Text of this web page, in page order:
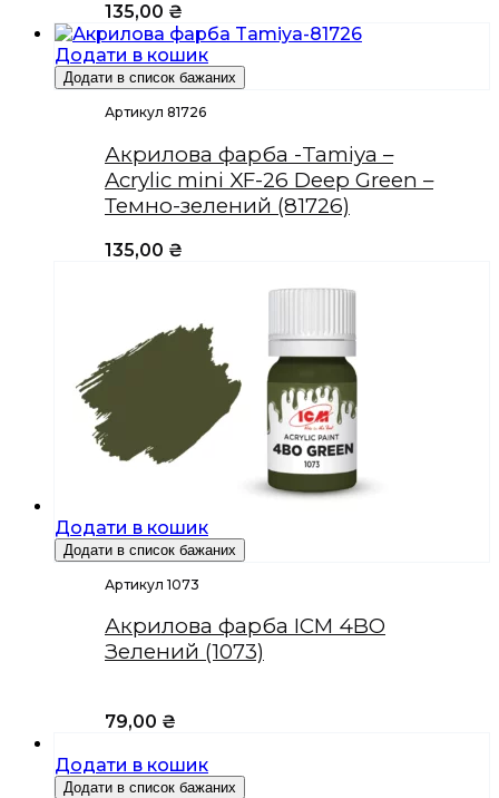
135,00 ₴
Додати в кошик
Додати в список бажаних
Артикул 81726
Акрилова фарба -Tamiya –
Acrylic mini XF-26 Deep Green –
Темно-зелений (81726)
135,00 ₴
Додати в кошик
Додати в список бажаних
Артикул 1073
Акрилова фарба ICM 4BO
Зелений (1073)
79,00 ₴
Додати в кошик
Додати в список бажаних